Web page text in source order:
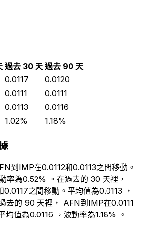
過去 30 天 過去 90 天
0.0117
0.0120
0.0111
0.0111
0.0113
0.0116
1.02% 1.18%
到IMP在0.0112和0.0113之間移動。
率為0.52% 。在過去的 30 天裡，
之間移動。平均值為0.0113 ，
去的 90 天裡， AFN到IMP在0.0111
均值為0.0116 ，波動率為1.18% 。